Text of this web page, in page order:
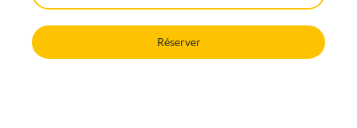
Réserver